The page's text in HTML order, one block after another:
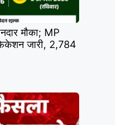
मौका; MP
जारी, 2,784